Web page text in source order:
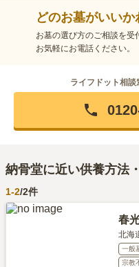
どのお墓がいい
お墓の選び方のご相談を受
お気軽にお電話ください。
ライフドット相談
納骨堂に近い供養方法
1-2/2件
春
北海
一般
宗教